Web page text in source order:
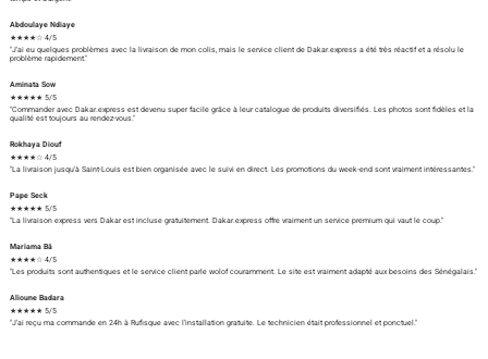
Abdoulaye Ndiaye
★★★★☆ 4/5
"J'ai eu quelques problèmes avec la livraison de mon colis, mais le service client de Dakar.express a été très réactif et a résolu le
problème rapidement."
Aminata Sow
★★★★★ 5/5
"Commander avec Dakar.express est devenu super facile grâce à leur catalogue de produits diversifiés. Les photos sont fidèles et la
qualité est toujours au rendez-vous."
Rokhaya Diouf
★★★★☆ 4/5
"La livraison jusqu'à Saint-Louis est bien organisée avec le suivi en direct. Les promotions du week-end sont vraiment intéressantes."
Pape Seck
★★★★★ 5/5
"La livraison express vers Dakar est incluse gratuitement. Dakar.express offre vraiment un service premium qui vaut le coup."
Mariama Bâ
★★★★☆ 4/5
"Les produits sont authentiques et le service client parle wolof couramment. Le site est vraiment adapté aux besoins des Sénégalais."
Alioune Badara
★★★★★ 5/5
"J'ai reçu ma commande en 24h à Rufisque avec l'installation gratuite. Le technicien était professionnel et ponctuel."